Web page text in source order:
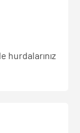
hurdalarınız